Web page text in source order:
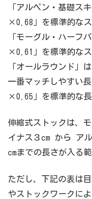
「アルペン・基礎ス
×0.68」を標準的なス
「モーグル・ハーフ
×0.61」を標準的なス
「オールラウンド」
一番マッチしやすい
×0.65」を標準的な長
伸縮式ストックは、
イナス３cm から ア
cmまでの長さが入る
ただし、下記の表は
やストックワークに